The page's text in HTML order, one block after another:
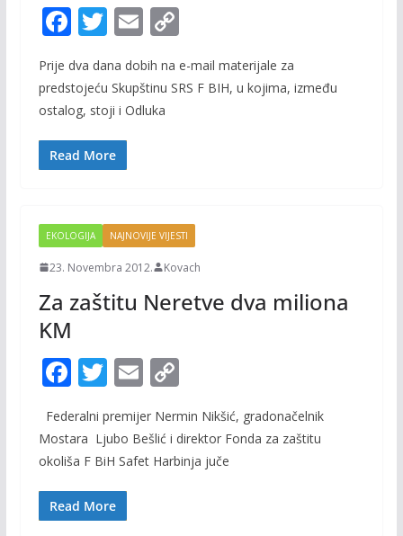
F
ac
e
b
o
o
T
itt
er
E
m
ai
l
C
p
Prije dva dana dobih na e-mail materijale za
predstojeću Skupštinu SRS F BIH, u kojima, između
ostalog, stoji i Odluka
Read More
EKOLOGIJA NAJNOVIJE VIJESTI
23. Novembra 2012. Kovach
Za zaštitu Neretve dva miliona
KM
F
ac
e
b
o
o
T
itt
er
E
ai
l
C
p
y
Federalni premijer Nermin Nikšić, gradonačelnik
Mostara Ljubo Bešlić i direktor Fonda za zaštitu
okoliša F BiH Safet Harbinja juče
Read More